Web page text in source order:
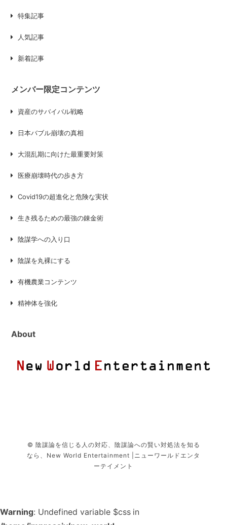
特集記事
人気記事
新着記事
メンバー限定コンテンツ
資産のサバイバル戦略
日本バブル崩壊の真相
大混乱期に向けた最重要対策
医療崩壊時代の歩き方
Covid19の超進化と危険な実状
生き残るための最強の錬金術
陰謀学への入り口
陰謀を丸裸にする
有機農業コンテンツ
精神体を強化
About
© 陰謀論を信じる人の対応、陰謀論への賢い対処法を知る
なら、New World Entertainment |ニューワールドエンタ
ーテイメント
Warning: Undefined variable $css in